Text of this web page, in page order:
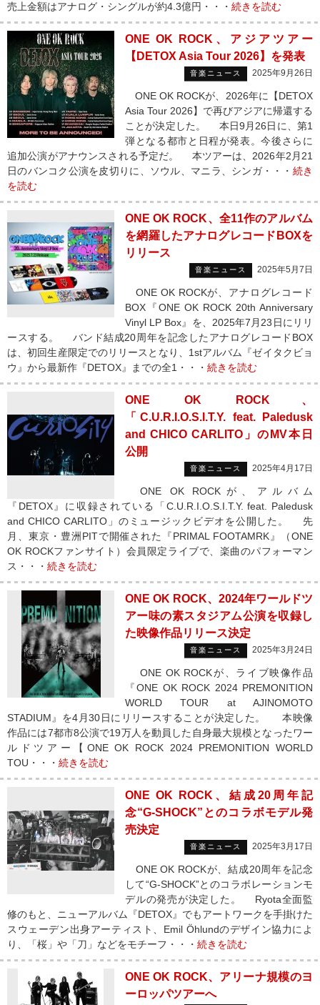
売上金額はアナログ・シングルが約4.3億円・・・ 続きを読む
ONE OK ROCK、アジアツアー
【DETOX Asia Tour 2026】を発表
音楽ニュース 2025年9月26日
ONE OK ROCKが、2026年に【DETOX
Asia Tour 2026】で再びアジアに帰還する
ことが決定した。 本日9月26日に、第1
弾となる都市と日程が発表。今後さらに
追加公演がアナウンスされる予定だ。 本ツアーは、2026年2月21
日のバンコク公演を皮切りに、ソウル、マニラ、シンガ・・・ 続き
を読む
ONE OK ROCK、全11作のアルバム
を網羅したアナログレコードBOXを
リリース
音楽ニュース 2025年5月7日
ONE OK ROCKが、アナログレコード
BOX『ONE OK ROCK 20th Anniversary
Vinyl LP Box』を、2025年7月23日にリリ
ースする。 バンド結成20周年を記念したアナログレコードBOX
は、初回生産限定でのリリースとなり、1stアルバム『ゼイタクビョ
ウ』から最新作『DETOX』までの全1・・・ 続きを読む
ONE OK ROCK、
「C.U.R.I.O.S.I.T.Y. feat. Paledusk
and CHICO CARLITO」のMV本日
公開
音楽ニュース 2025年4月17日
ONE OK ROCKが、アルバム
『DETOX』に収録されている「C.U.R.I.O.S.I.T.Y. feat. Paledusk
and CHICO CARLITO」のミュージックビデオを公開した。 先
月、東京・豊洲PITで開催された『PRIMAL FOOTAMRK』（ONE
OK ROCKファンサイト）会員限定ライブで、楽曲のパフォーマン
ス・・・ 続きを読む
ONE OK ROCK、2024年ワールドツ
アー味の素スタジアム公演を収録し
た映像作品リリース決定
音楽ニュース 2025年3月24日
ONE OK ROCKが、ライブ映像作品
『ONE OK ROCK 2024 PREMONITION
WORLD TOUR at AJINOMOTO
STADIUM』を4月30日にリリースすることが決定した。 本映像
作品には7都市8公演で19万人を動員した自身最大規模となったワー
ルドツアー【ONE OK ROCK 2024 PREMONITION WORLD
TOU・・・ 続きを読む
ONE OK ROCK、結成20周年記
念“G-SHOCK”とのコラボモデル発
売決定
音楽ニュース 2025年3月17日
ONE OK ROCKが、結成20周年を記念
して“G-SHOCK”とのコラボレーションモ
デルの発売が決定した。 Ryota全面監
修のもと、ニューアルバム『DETOX』でもアートワークを手掛けた
スウェーデン出身アーティスト、Emil Öhlundのデザイン協力によ
り、「桜」や「刀」などをモチーフ・・・ 続きを読む
ONE OK ROCK、アリーナ規模のヨ
ーロッパツアーへ